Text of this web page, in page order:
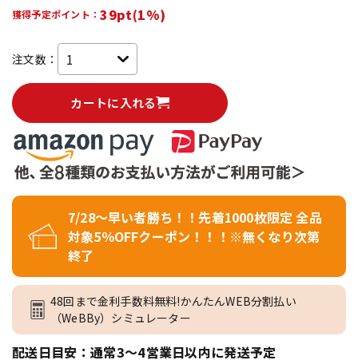
獲得予定ポイント：39pt(1%)
注文数：
カートに入れる
7/28～早い者勝ち！！先着1000枚限定 全品
対象5％OFFクーポン！！！※無くなり次第
終了
48回まで金利手数料無料!かんたんWEB分割払い
（WeBBy）シミュレーター
配送日目安：通常3～4営業日以内に発送予定